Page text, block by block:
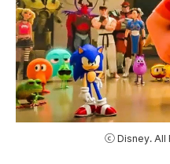
ⓒ Disney. All